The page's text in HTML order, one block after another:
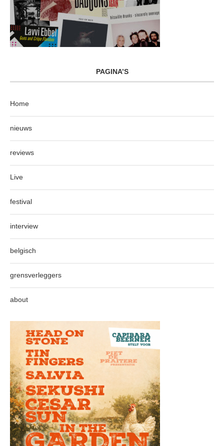
PAGINA’S
Home
nieuws
reviews
Live
festival
interview
belgisch
grensverleggers
about